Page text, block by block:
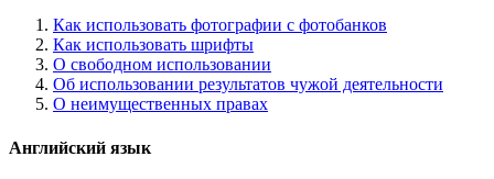
Как использовать фотографии с фотобанков
Как использовать шрифты
О свободном использовании
Об использовании результатов чужой деятельности
О неимущественных правах
Английский язык